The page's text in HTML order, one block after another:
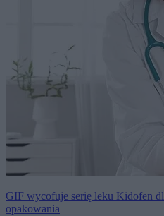
GIF wycofuje serię leku Kidofen
opakowania